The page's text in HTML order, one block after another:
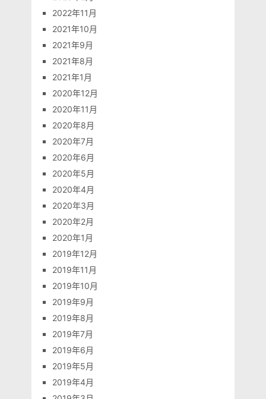
2022年11月
2021年10月
2021年9月
2021年8月
2021年1月
2020年12月
2020年11月
2020年8月
2020年7月
2020年6月
2020年5月
2020年4月
2020年3月
2020年2月
2020年1月
2019年12月
2019年11月
2019年10月
2019年9月
2019年8月
2019年7月
2019年6月
2019年5月
2019年4月